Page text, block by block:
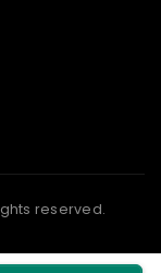
reserved.